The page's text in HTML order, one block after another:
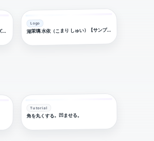
恐竜雑談ロゴ 【アニマル雑談シリーズ】 【フリー素材・サムネ素材】
Logo
湖
茉璃 水依（こまり しゅい）【サンプル名前ロゴデザイン】
Tutorial
角を丸くする。凹ませる。